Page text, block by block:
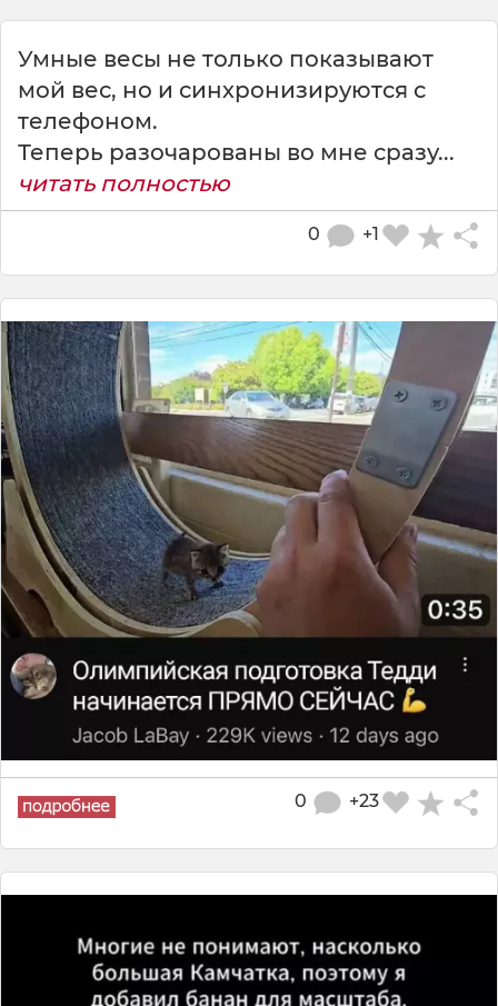
Умные весы не только показывают
мой вес, но и синхронизируются с
телефоном.
Теперь разочарованы во мне сразу...
читать полностью
+1
0
+23
0